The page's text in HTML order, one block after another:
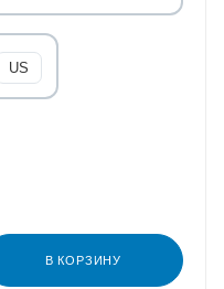
US
В КОРЗИНУ